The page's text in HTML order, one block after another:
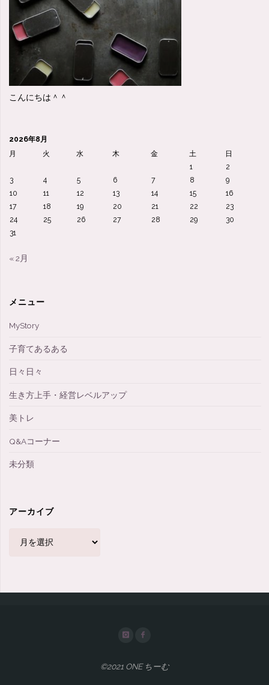
こんにちは＾＾
2026年8月
月
火 水 木 金 土
日
1
2
3
4 5 6 7 8
9
10
11 12 13 14 15
16
17
18 19 20 21 22
23
24
25 26 27 28 29
30
31
« 2月
メニュー
MyStory
子育てあるある
日々日々
生き方上手・経営レベルアップ
美トレ
Q&Aコーナー
未分類
アーカイブ
ブ
©2021 ONE ちーむ